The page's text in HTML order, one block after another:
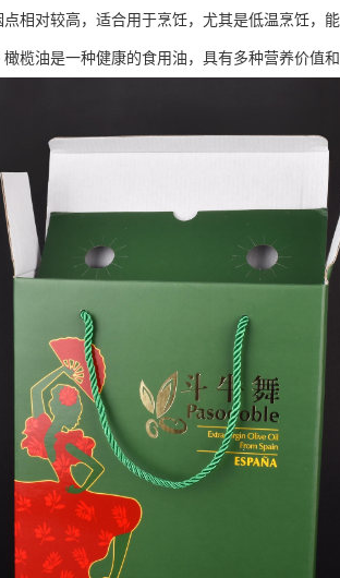
相对较高，适合用于烹饪，尤其是低温烹饪，
榄油是一种健康的食用油，具有多种营养价值和